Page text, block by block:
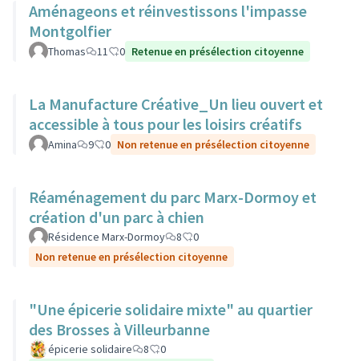
Aménageons et réinvestissons l'impasse
Montgolfier
Thomas 11 0 Retenue en présélection citoyenne
La Manufacture Créative_Un lieu ouvert et
accessible à tous pour les loisirs créatifs
Amina 9 0 Non retenue en présélection citoyenne
Réaménagement du parc Marx-Dormoy et
création d'un parc à chien
Résidence Marx-Dormoy 8
0
Non retenue en présélection citoyenne
"Une épicerie solidaire mixte" au quartier
des Brosses à Villeurbanne
épicerie solidaire 8
0